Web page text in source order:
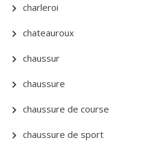
charleroi
chateauroux
chaussur
chaussure
chaussure de course
chaussure de sport